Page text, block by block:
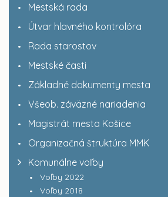
Mestská rada
Útvar hlavného kontrolóra
Rada starostov
Mestské časti
Základné dokumenty mesta
Všeob. záväzné nariadenia
Magistrát mesta Košice
Organizačná štruktúra MMK
Komunálne voľby
Voľby 2022
Voľby 2018